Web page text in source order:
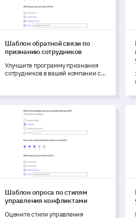
Шаблон обратной связи по
признанию сотрудников
Улучшите программу признания
сотрудников в вашей компании с
Шаблон опроса по стилям
Шаблон опроса по стилям
управления конфликтами
Оцените стили управления